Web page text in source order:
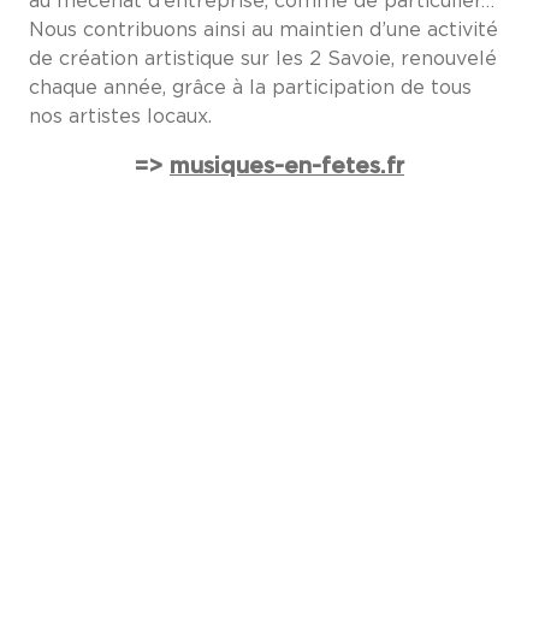
Nous contribuons ainsi au maintien d’une activité
de création artistique sur les 2 Savoie, renouvelé
chaque année, grâce à la participation de tous
nos artistes locaux.
=> musiques-en-fetes.fr